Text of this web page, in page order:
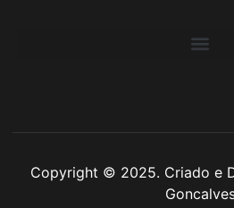
Copyright © 2025. Criado e